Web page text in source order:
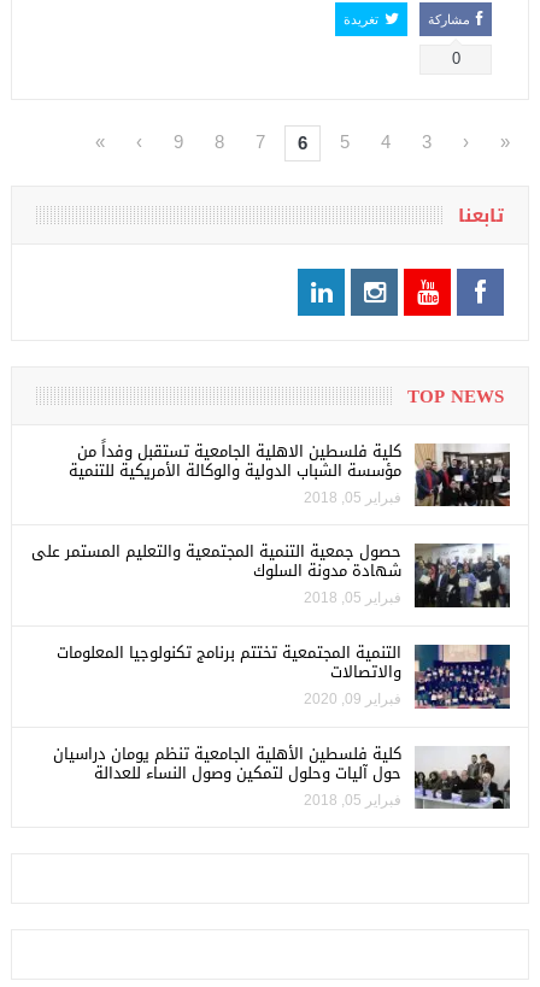
مشاركة
0
تغريدة
«
‹
3
4
5
6
7
8
9
›
»
تابعنا
TOP NEWS
كلية فلسطين الاهلية الجامعية تستقبل وفداً من
مؤسسة الشباب الدولية والوكالة الأمريكية للتنمية
فبراير 05, 2018
حصول جمعية التنمية المجتمعية والتعليم المستمر على
شهادة مدونة السلوك
فبراير 05, 2018
التنمية المجتمعية تختتم برنامج تكنولوجيا المعلومات
والاتصالات
فبراير 09, 2020
كلية فلسطين الأهلية الجامعية تنظم يومان دراسيان
حول آليات وحلول لتمكين وصول النساء للعدالة
فبراير 05, 2018